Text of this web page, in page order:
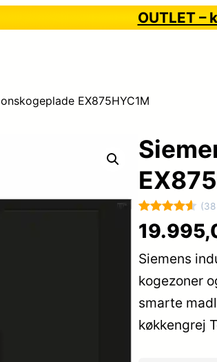
OUTLET –
EX875HYC1M
Bedømt
som4.6
ud af 5
baseret på
38
kundebedø
mmelser
Siemens
kogezoner
smarte
køkkengrej